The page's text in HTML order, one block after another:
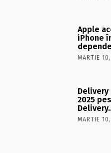
Apple
iPhone
MARTIE
2025
MARTIE